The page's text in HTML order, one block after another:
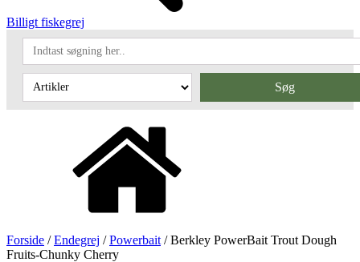
Billigt fiskegrej
Søg
Forside /Endegrej /Powerbait / Berkley PowerBait Trout Dough
Fruits-Chunky Cherry